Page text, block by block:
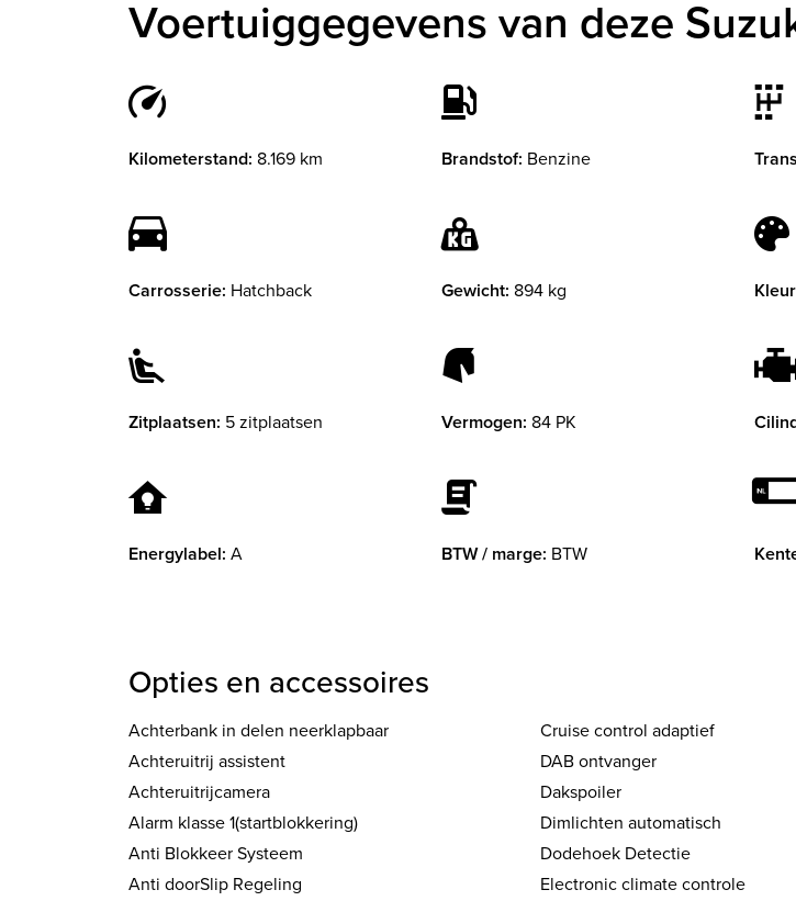
Voertuiggegevens van deze
Kilometerstand: 8.169 km Brandstof: Benzine
Carrosserie: Hatchback Gewicht: 894 kg
Zitplaatsen: 5 zitplaatsen Vermogen: 84 PK
Energylabel: A BTW / marge: BTW
Opties en accessoires
Achterbank in delen neerklapbaar
Achteruitrij assistent
Achteruitrijcamera
Alarm klasse 1(startblokkering)
Anti Blokkeer Systeem
Anti doorSlip Regeling
Cruise control adaptief
DAB ontvanger
Dakspoiler
Dimlichten automatisch
Dodehoek Detectie
Electronic climate controle